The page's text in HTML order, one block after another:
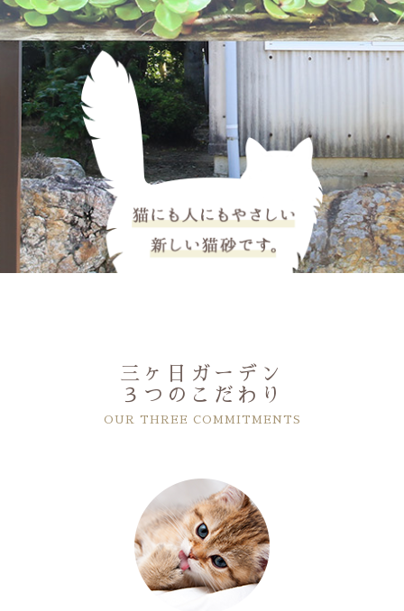
三ヶ日ガーデン
３つのこだわり
OUR THREE COMMITMENTS